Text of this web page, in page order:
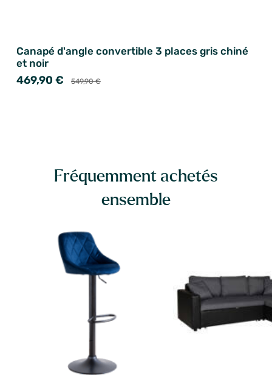
Canapé d'angle convertible 3 places gris chiné
et noir
469,90 € 549,90 €
Fréquemment achetés
ensemble